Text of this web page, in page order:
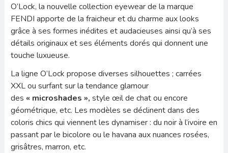
O’Lock, la nouvelle collection eyewear de la marque
FENDI apporte de la fraicheur et du charme aux looks
grâce à ses formes inédites et audacieuses ainsi qu’à ses
détails originaux et ses éléments dorés qui donnent une
touche luxueuse.
La ligne O’Lock propose diverses silhouettes ; carrées
XXL ou surfant sur la tendance glamour
des « microshades », style œil de chat ou encore
géométrique, etc. Les modèles se déclinent dans des
coloris chics qui viennent les dynamiser : du noir à l’ivoire en
passant par le bicolore ou le havana aux nuances rosées,
grisâtres, marron, etc.